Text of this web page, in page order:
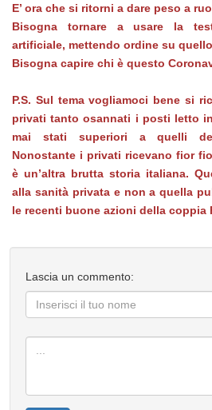
E’ ora che si ritorni a dare peso a
Bisogna tornare a usare la
artificiale, mettendo ordine su
Bisogna capire chi è questo
P.S. Sul tema vogliamoci bene si
privati tanto osannati i posti letto
mai stati superiori a quelli
Nonostante i privati ricevano fior
è un’altra brutta storia italiana.
alla sanità privata e non a quella
le recenti buone azioni della coppia
Lascia un commento: